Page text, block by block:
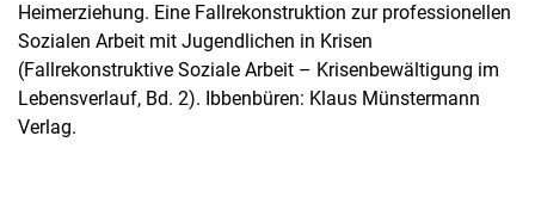
Heimerziehung. Eine Fallrekonstruktion zur professionellen
Sozialen Arbeit mit Jugendlichen in Krisen
(Fallrekonstruktive Soziale Arbeit – Krisenbewältigung im
Lebensverlauf, Bd. 2). Ibbenbüren: Klaus Münstermann
Verlag.